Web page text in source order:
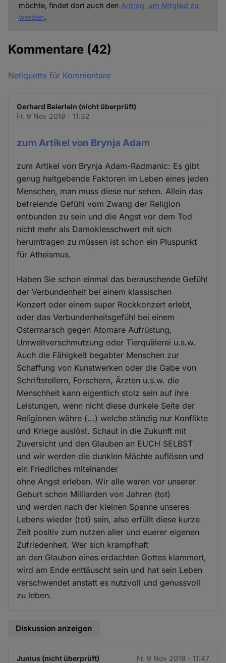
möchte, findet dort auch den Antrag, um Mitglied zu
werden.
Kommentare (42)
Netiquette für Kommentare
Gerhard Baierlein (nicht überprüft)
Fr. 9 Nov 2018 - 11:32
zum Artikel von Brynja Adam
zum Artikel von Brynja Adam-Radmanic: Es gibt
genug haltgebende Faktoren im Leben eines jeden
Menschen, man muss diese nur sehen. Allein das
befreiende Gefühl vom Zwang der Religion
entbunden zu sein und die Angst vor dem Tod
nicht mehr als Damoklesschwert mit sich
herumtragen zu müssen ist schon ein Pluspunkt
für Atheismus.
Haben Sie schon einmal das berauschende Gefühl
der Verbundenheit bei einem klassischen
Konzert oder einem super Rockkonzert erlebt,
oder das Verbundenheitsgefühl bei einem
Ostermarsch gegen Atomare Aufrüstung,
Umweltverschmutzung oder Tierquälerei u.s.w.
Auch die Fähigkeit begabter Menschen zur
Schaffung von Kunstwerken oder die Gabe von
Schriftstellern, Forschern, Ärzten u.s.w. die
Menschheit kann eigentlich stolz sein auf ihre
Leistungen, wenn nicht diese dunkele Seite der
Religionen währe (...) welche ständig nur Konflikte
und Kriege auslöst. Schaut in die Zukunft mit
Zuversicht und den Glauben an EUCH SELBST
und wir werden die dunklen Mächte auflösen und
ein Friedliches miteinander
ohne Angst erleben. Wir alle waren vor unserer
Geburt schon Milliarden von Jahren (tot)
und werden nach der kleinen Spanne unseres
Lebens wieder (tot) sein, also erfüllt diese kurze
Zeit positiv zum nutzen aller und euerer eigenen
Zufriedenheit. Wer sich krampfhaft
an den Glauben eines erdachten Gottes klammert,
wird am Ende enttäuscht sein und hat sein Leben
verschwendet anstatt es nutzvoll und genussvoll
zu leben.
Diskussion anzeigen
Junius (nicht überprüft) Fr. 9 Nov 2018 - 11:47